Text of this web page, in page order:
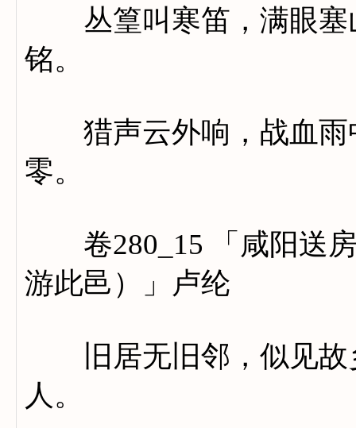
丛篁叫寒笛，满眼塞
铭。
猎声云外响，战血雨
零。
卷280_15 「咸阳送房
游此邑）」卢纶
旧居无旧邻，似见故
人。